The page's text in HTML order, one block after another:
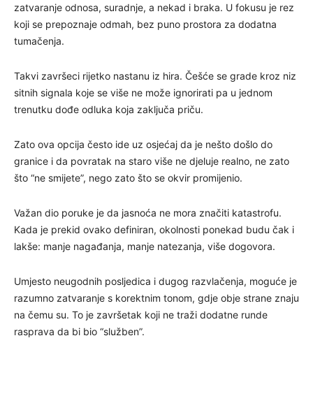
zatvaranje odnosa, suradnje, a nekad i braka. U fokusu je rez
koji se prepoznaje odmah, bez puno prostora za dodatna
tumačenja.
Takvi završeci rijetko nastanu iz hira. Češće se grade kroz niz
sitnih signala koje se više ne može ignorirati pa u jednom
trenutku dođe odluka koja zaključa priču.
Zato ova opcija često ide uz osjećaj da je nešto došlo do
granice i da povratak na staro više ne djeluje realno, ne zato
što “ne smijete”, nego zato što se okvir promijenio.
Važan dio poruke je da jasnoća ne mora značiti katastrofu.
Kada je prekid ovako definiran, okolnosti ponekad budu čak i
lakše: manje nagađanja, manje natezanja, više dogovora.
Umjesto neugodnih posljedica i dugog razvlačenja, moguće je
razumno zatvaranje s korektnim tonom, gdje obje strane znaju
na čemu su. To je završetak koji ne traži dodatne runde
rasprava da bi bio “služben”.